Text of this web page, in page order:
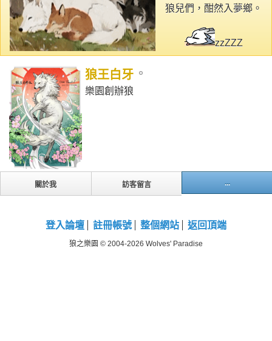
狼兒們，酣然入夢鄉。
zzZZZ
狼王白牙
樂園創辦狼
關於我 訪客留言 ...
登入論壇 註冊帳號 整個網站 返回頂端
狼之樂園 © 2004-2026 Wolves' Paradise